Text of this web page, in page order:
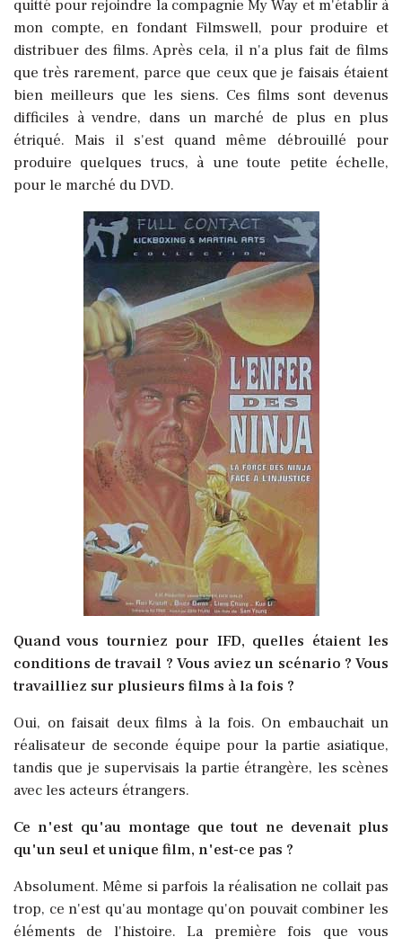
quitté pour rejoindre la compagnie My Way et m'établir à
mon compte, en fondant Filmswell, pour produire et
distribuer des films. Après cela, il n'a plus fait de films
que très rarement, parce que ceux que je faisais étaient
bien meilleurs que les siens. Ces films sont devenus
difficiles à vendre, dans un marché de plus en plus
étriqué. Mais il s'est quand même débrouillé pour
produire quelques trucs, à une toute petite échelle,
pour le marché du DVD.
Quand vous tourniez pour IFD, quelles étaient les
conditions de travail ? Vous aviez un scénario ? Vous
travailliez sur plusieurs films à la fois ?
Oui, on faisait deux films à la fois. On embauchait un
réalisateur de seconde équipe pour la partie asiatique,
tandis que je supervisais la partie étrangère, les scènes
avec les acteurs étrangers.
Ce n'est qu'au montage que tout ne devenait plus
qu'un seul et unique film, n'est-ce pas ?
Absolument. Même si parfois la réalisation ne collait pas
trop, ce n'est qu'au montage qu'on pouvait combiner les
éléments de l'histoire. La première fois que vous